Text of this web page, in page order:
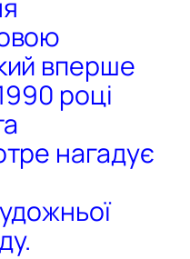
вперше
році
нагадує